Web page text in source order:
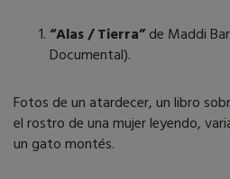
“Alas / Tierra”de Maddi
Documental).
Fotos de un atardecer, un libro
el rostro de una mujer leyendo,
un gato montés.